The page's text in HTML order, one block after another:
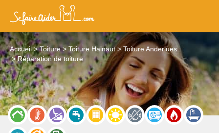
Accueil Toiture Toiture Hainaut
Toiture Anderlues
Réparation de toiture